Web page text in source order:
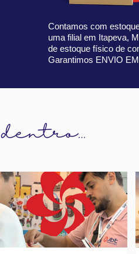
Contamos com
uma filial em Itapeva,
de estoque físico de
Garantimos ENVIO